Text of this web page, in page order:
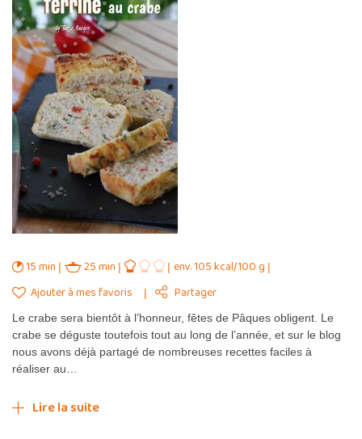
15 min 25 min
env. 105 kcal/100 g
Ajouter à mes favoris
Partager
Le crabe sera bientôt à l’honneur, fêtes de Pâques obligent. Le
crabe se déguste toutefois tout au long de l’année, et sur le blog
nous avons déjà partagé de nombreuses recettes faciles à
réaliser au…
Lire la suite